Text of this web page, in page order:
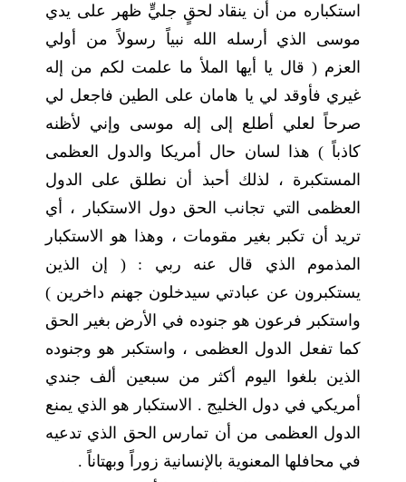
استكباره من أن ينقاد لحقٍ جليٍّ ظهر على يدي
موسى الذي أرسله الله نبياً رسولاً من أولي
العزم ( قال يا أيها الملأ ما علمت لكم من إله
غيري فأوقد لي يا هامان على الطين فاجعل لي
صرحاً لعلي أطلع إلى إله موسى وإني لأظنه
كاذباً ) هذا لسان حال أمريكا والدول العظمى
المستكبرة ، لذلك أحبذ أن نطلق على الدول
العظمى التي تجانب الحق دول الاستكبار ، أي
تريد أن تكبر بغير مقومات ، وهذا هو الاستكبار
المذموم الذي قال عنه ربي : ( إن الذين
يستكبرون عن عبادتي سيدخلون جهنم داخرين )
واستكبر فرعون هو جنوده في الأرض بغير الحق
كما تفعل الدول العظمى ، واستكبر هو وجنوده
الذين بلغوا اليوم أكثر من سبعين ألف جندي
أمريكي في دول الخليج . الاستكبار هو الذي يمنع
الدول العظمى من أن تمارس الحق الذي تدعيه
في محافلها المعنوية بالإنسانية زوراً وبهتاناً .